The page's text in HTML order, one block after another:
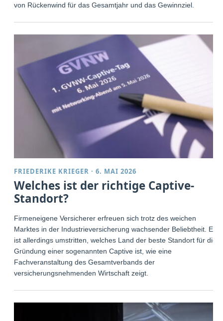
von Rückenwind für das Gesamtjahr und das Gewinnziel.
FRIEDERIKE KRIEGER ·6. MAI 2026
Welches ist der richtige Captive-
Standort?
Firmeneigene Versicherer erfreuen sich trotz des weichen
Marktes in der Industrieversicherung wachsender Beliebtheit. Es
ist allerdings umstritten, welches Land der beste Standort für die
Gründung einer sogenannten Captive ist, wie eine
Fachveranstaltung des Gesamtverbands der
versicherungsnehmenden Wirtschaft zeigt.